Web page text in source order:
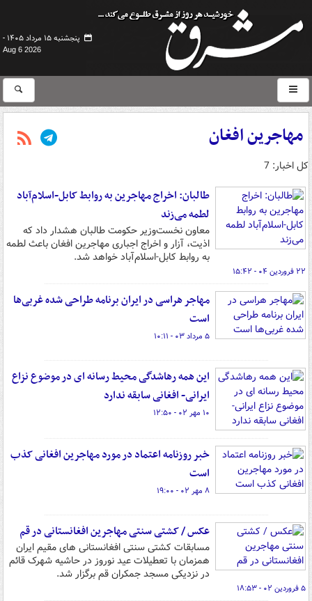
پنجشنبه ۱۵ مرداد ۱۴۰۵ -
Aug 6 2026
مهاجرین افغان
کل اخبار: 7
طالبان: اخراج مهاجرین به روابط کابل-اسلام‌آباد
لطمه می‌زند
معاون نخست‌وزیر حکومت طالبان هشدار داد که
اذیت، آزار و اخراج اجباری مهاجرین افغان باعث لطمه
به روابط کابل-اسلام‌آباد خواهد شد.
۲۲ فروردین ۰۴ - ۱۵:۴۲
مهاجر هراسی در ایران برنامه طراحی شده غربی‌ها
است
۵ مرداد ۰۳ - ۱۰:۱۱
این همه رهاشدگی محیط رسانه ای در موضوع نزاع
ایرانی- افغانی سابقه ندارد
۱۰ مهر ۰۲ - ۱۲:۵۰
خبر روزنامه اعتماد در مورد مهاجرین افغانی کذب
است
۸ مهر ۰۲ - ۱۹:۰۰
عکس / کشتی سنتی مهاجرین افغانستانی‌ در قم
مسابقات کشتی سنتی افغانستانی های مقیم ایران
همزمان با تعطیلات عید نوروز در حاشیه شهرک قائم
در نزدیکی مسجد جمکران قم برگزار شد.
۵ فروردین ۰۲ - ۱۸:۵۳